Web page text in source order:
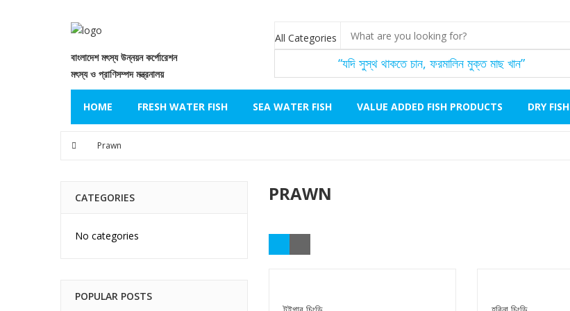
বাংলাদেশ মৎস্য উন্নয়ন কর্পোরেশন
মৎস্য ও প্রাণিসম্পদ মন্ত্রনালয়
“যদি সুস্থ থাকতে চান, ফরমালিন মুক্ত মাছ খান”
HOME FRESH WATER FISH SEA WATER FISH VALUE ADDED FISH PRODUCTS DRY FISH
Prawn
CATEGORIES
No categories
POPULAR POSTS
PRAWN